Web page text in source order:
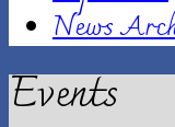
News
Events